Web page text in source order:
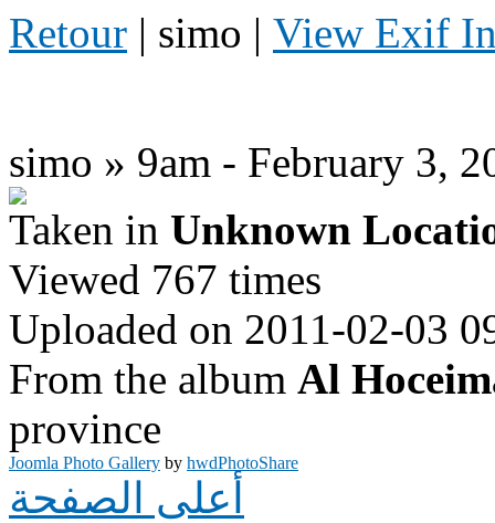
Retour | simo | View Exif
simo » 9am - February 3,
Taken in Unknown
Viewed 767 times
Uploaded on 2011-02-03
From the album Al
province
Joomla Photo Gallery by hwdPhotoShare
أعلى الصفحة